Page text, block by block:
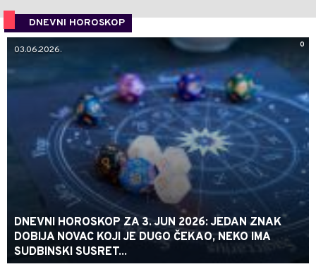
DNEVNI HOROSKOP
0
03.06.2026.
DNEVNI HOROSKOP ZA 3. JUN 2026: JEDAN ZNAK
DOBIJA NOVAC KOJI JE DUGO ČEKAO, NEKO IMA
SUDBINSKI SUSRET...